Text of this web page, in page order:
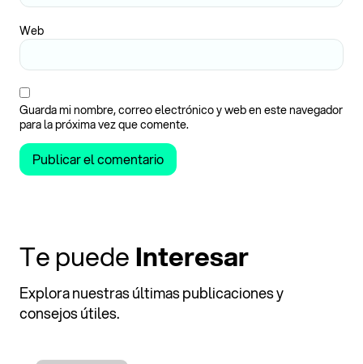
Web
Guarda mi nombre, correo electrónico y web en este navegador
para la próxima vez que comente.
Te puedeInteresar
Explora nuestras últimas publicaciones y
consejos útiles.